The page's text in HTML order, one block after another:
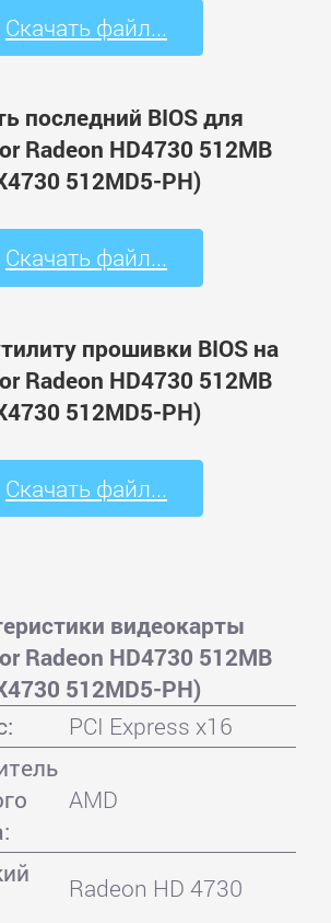
Скачать файл...
последний BIOS для
Radeon HD4730 512MB
512MD5-PH)
Скачать файл...
прошивки BIOS на
Radeon HD4730 512MB
512MD5-PH)
Скачать файл...
видеокарты
Radeon HD4730 512MB
512MD5-PH)
PCI Express x16
AMD
Radeon HD 4730